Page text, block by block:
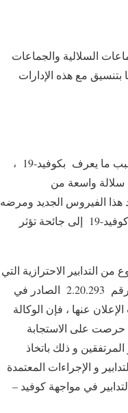
السلالية والجماعات
مع هذه الإدارات
غير أن السير العادي للبلاد كما هو الشأن بالعالم بأسره قد عرف توترا كبيرا و اختلال للموازين بسبب ما يعرف بكوفيد-19 ،
سلالة واسعة من
الفيروس الجديد ومرضه
قبل بدء تفشيه في مدينة وهان الصينية في كانون الأول/ ديسمبر 2019 ، غير أنه سرعان ما تحوّل كوفيد-19 إلى جائحة تؤثر
التدابير الاحترازية التي
هدفت بالأساس اتخاذ خطوات استباقية للحد من انتشار الوباء ، كان أهمها صدور المرسوم بقانون رقم 2.20.293 الصادر في
الإعلان عنها ، فإن الوكالة
حرصت على الاستجابة
و ذلك باتخاذ
و الإجراءات المعتمدة
في مواجهة كوفيد –